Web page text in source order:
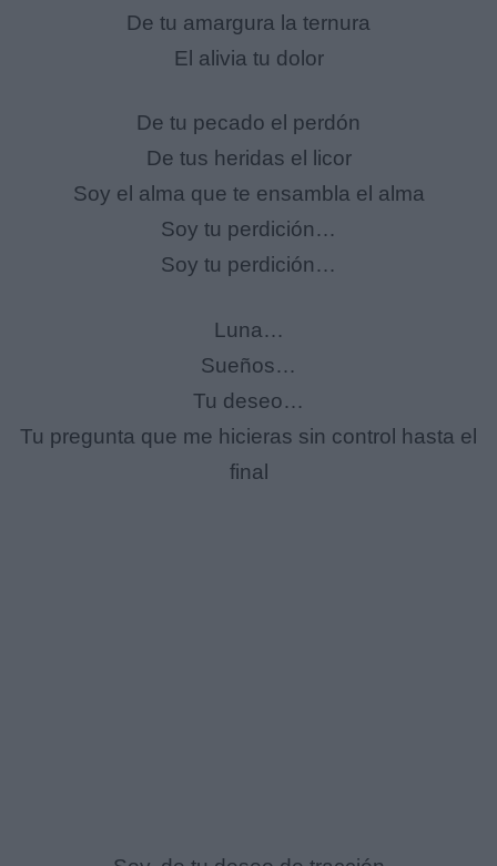
De tu amargura la ternura
El alivia tu dolor
De tu pecado el perdón
De tus heridas el licor
Soy el alma que te ensambla el alma
Soy tu perdición…
Soy tu perdición…
Luna…
Sueños…
Tu deseo…
Tu pregunta que me hicieras sin control hasta el
final